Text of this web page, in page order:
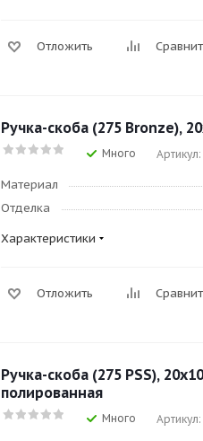
Отложить
Ручка-скоба (275 Bronze),
Много
Материал
Отделка
Характеристики
Отложить
Ручка-скоба (275 PSS),
полированная
Много